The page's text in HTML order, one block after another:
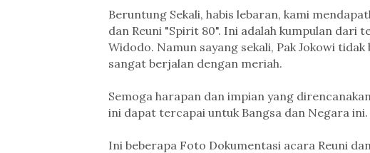
Beruntung Sekali, habis lebaran, kami
dan Reuni "Spirit 80". Ini adalah kumpulan dari
Widodo. Namun sayang sekali, Pak Jokowi
sangat berjalan dengan meriah.
Semoga harapan dan impian yang
ini dapat tercapai untuk Bangsa dan Negara ini.
Ini beberapa Foto Dokumentasi acara Reuni